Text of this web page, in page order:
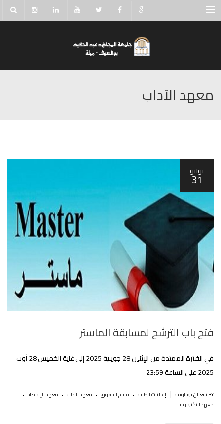
Menu
معهد الآداب
يوليو
31
فتح باب الترشح لمسابقة الماستر
في الفترة الممتدة من الإثنين 28 جويلية 2025 إلى غاية الخميس 28 أوت
2025 على الساعة 23:59
BY شعبان بوحلوفة إعلانات للطلبة . قسم الحقوق . معهد الآداب . معهد الإقتصاد .
معهد التكنولوجيا